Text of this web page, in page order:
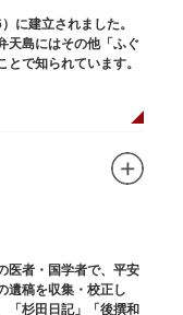
に建立されました。
天島にはその他「ふぐ
で知られています。
医者・国学者で、平安
遺稿を収集・校正し
「杉田日記」「後撰和